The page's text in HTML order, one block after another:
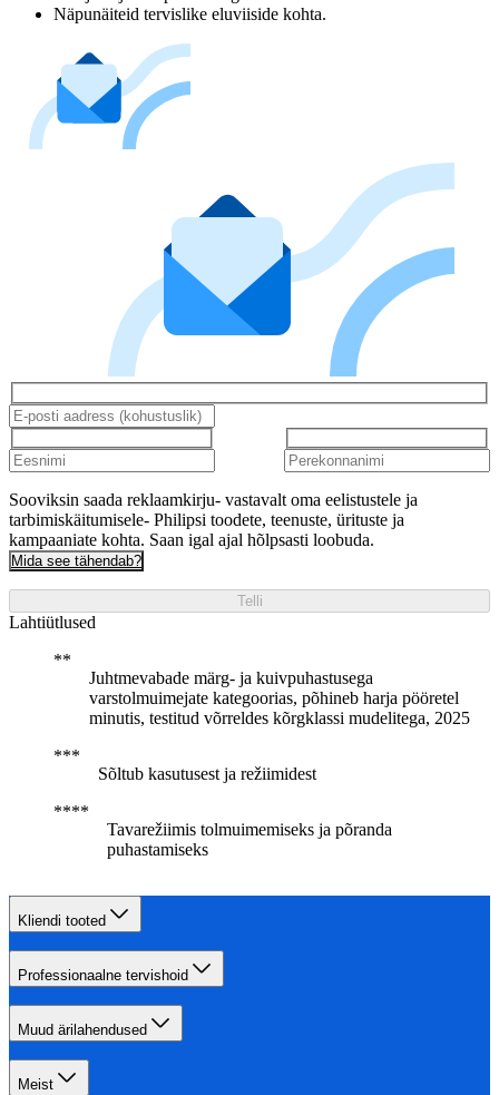
Näpunäiteid tervislike eluviiside kohta.
Sooviksin saada reklaamkirju- vastavalt oma eelistustele ja
tarbimiskäitumisele- Philipsi toodete, teenuste, ürituste ja
kampaaniate kohta. Saan igal ajal hõlpsasti loobuda.
Mida see tähendab?
Telli
Lahtiütlused
Juhtmevabade märg- ja kuivpuhastusega
varstolmuimejate kategoorias, põhineb harja pööretel
minutis, testitud võrreldes kõrgklassi mudelitega, 2025
Sõltub kasutusest ja režiimidest
Tavarežiimis tolmuimemiseks ja põranda
puhastamiseks
Kliendi tooted
Professionaalne tervishoid
Muud ärilahendused
Meist